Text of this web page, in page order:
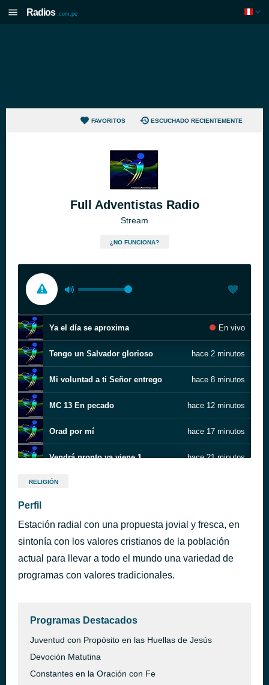
Radios .com.pe
FAVORITOS ESCUCHADO RECIENTEMENTE
Full Adventistas Radio
Stream
¿NO FUNCIONA?
Ya el día se aproxima En vivo
Tengo un Salvador glorioso hace 2 minutos
Mi voluntad a ti Señor entrego hace 8 minutos
MC 13 En pecado hace 12 minutos
Orad por mí hace 17 minutos
Vendrá pronto ya viene 1 hace 21 minutos
Jeovani Flota y Prisci Suárez escuchas mi voz hace 37 minutos
RELIGIÓN
Perfil
Estación radial con una propuesta jovial y fresca, en
sintonía con los valores cristianos de la población
actual para llevar a todo el mundo una variedad de
programas con valores tradicionales.
Programas Destacados
Juventud con Propósito en las Huellas de Jesús
Devoción Matutina
Constantes en la Oración con Fe